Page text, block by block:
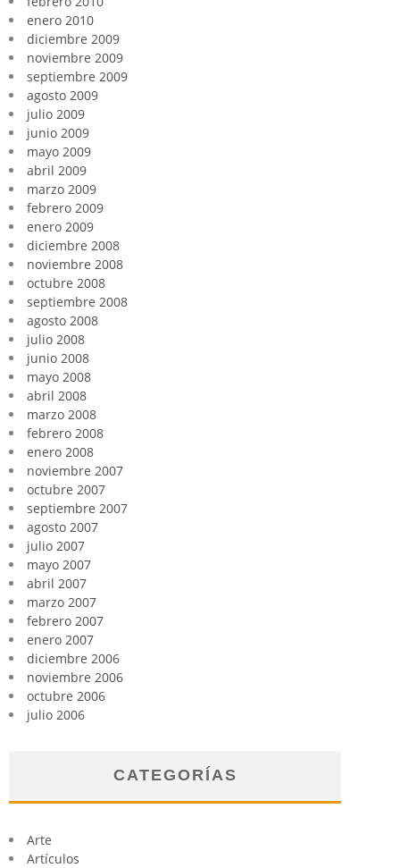
enero 2010
diciembre 2009
noviembre 2009
septiembre 2009
agosto 2009
julio 2009
junio 2009
mayo 2009
abril 2009
marzo 2009
febrero 2009
enero 2009
diciembre 2008
noviembre 2008
octubre 2008
septiembre 2008
agosto 2008
julio 2008
junio 2008
mayo 2008
abril 2008
marzo 2008
febrero 2008
enero 2008
noviembre 2007
octubre 2007
septiembre 2007
agosto 2007
julio 2007
mayo 2007
abril 2007
marzo 2007
febrero 2007
enero 2007
diciembre 2006
noviembre 2006
octubre 2006
julio 2006
CATEGORÍAS
Arte
Artículos